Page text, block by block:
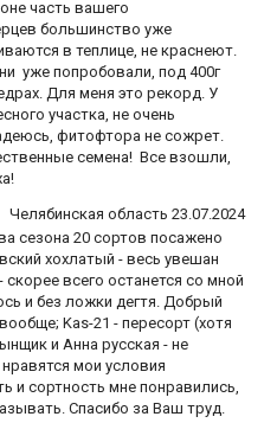
часть вашего
большинство уже
в теплице, не краснеют.
уже попробовали, под 400г
Для меня это рекорд. У
участка, не очень
фитофтора не сожрет.
семена! Все взошли,
Челябинская область 23.07.2024
сезона 20 сортов посажено
хохлатый - весь увешан
всего останется со мной
и без ложки дегтя. Добрый
Kas-21 - пересорт (хотя
и Анна русская - не
мои условия
и сортность мне понравились,
Спасибо за Ваш труд.